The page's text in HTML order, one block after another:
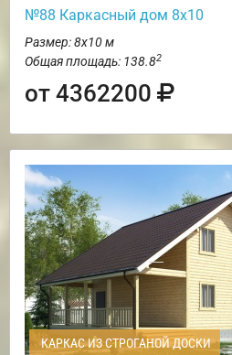
№88 Каркасный дом 8х10
Размер: 8х10 м
Общая площадь: 138.82
от 4362200
КАРКАС ИЗ СТРОГАНОЙ ДОСКИ